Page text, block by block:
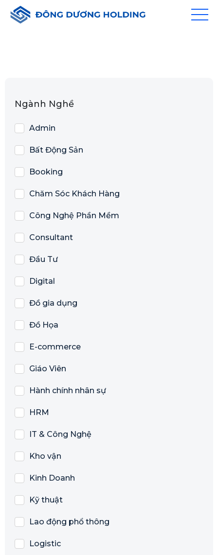
Ngành Nghề
Admin
Bất Động Sản
Booking
Chăm Sóc Khách Hàng
Công Nghệ Phần Mềm
Consultant
Đầu Tư
Digital
Đồ gia dụng
Đồ Họa
E-commerce
Giáo Viên
Hành chính nhân sự
HRM
IT & Công Nghệ
Kho vận
Kinh Doanh
Kỹ thuật
Lao động phổ thông
Logistic